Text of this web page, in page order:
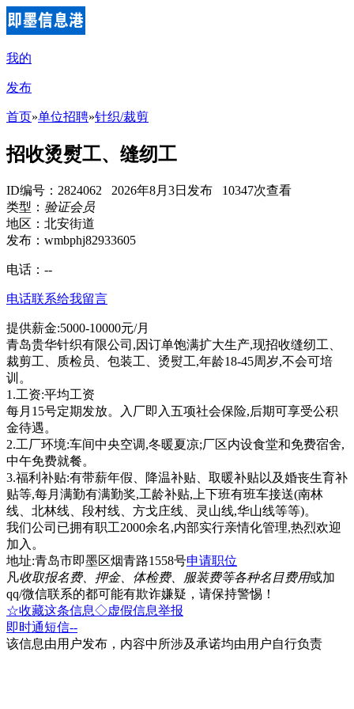
我的
发布
首页»单位招聘»针织/裁剪
招收烫熨工、缝纫工
ID编号：2824062 2026年8月3日发布 10347次查看
类型： 验证会员
地区：北安街道
发布：wmbphj82933605
电话： --
电话联系给我留言
提供薪金:5000-10000元/月
青岛贵华针织有限公司,因订单饱满扩大生产,现招收缝纫工、
裁剪工、质检员、包装工、烫熨工,年龄18-45周岁,不会可培
训。
1.工资:平均工资
每月15号定期发放。入厂即入五项社会保险,后期可享受公积
金待遇。
2.工厂环境:车间中央空调,冬暖夏凉;厂区内设食堂和免费宿舍,
中午免费就餐。
3.福利补贴:有带薪年假、降温补贴、取暖补贴以及婚丧生育补
贴等,每月满勤有满勤奖,工龄补贴,上下班有班车接送(南林
线、北林线、段村线、方戈庄线、灵山线,华山线等等)。
我们公司已拥有职工2000余名,内部实行亲情化管理,热烈欢迎
加入。
地址:青岛市即墨区烟青路1558号申请职位
凡收取报名费、押金、体检费、服装费等各种名目费用或加
qq/微信联系的都可能有欺诈嫌疑，请保持警惕！
☆收藏这条信息◇虚假信息举报
即时通短信--
该信息由用户发布，内容中所涉及承诺均由用户自行负责